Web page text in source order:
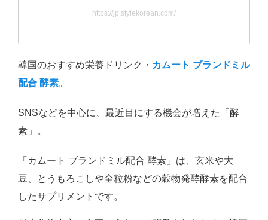
https://jp.stylekorean.com/
韓国のおすすめ栄養ドリンク・ カムート ブランドミル
配合 酵素。
SNSなどを中心に、最近目にする機会が増えた「酵
素」。
「カムート ブランドミル配合 酵素」は、玄米や大
豆、とうもろこしや全粒粉などの穀物発酵酵素を配合
したサプリメントです。